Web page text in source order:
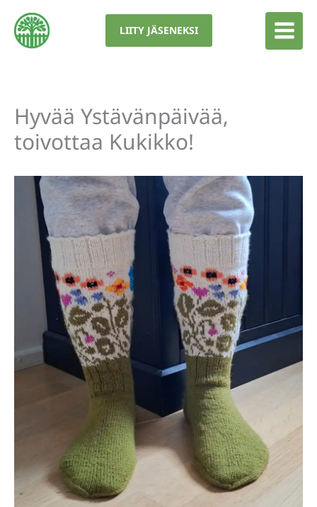
sisältöön
LIITY JÄSENEKSI
Hyvää Ystävänpäivää,
toivottaa Kukikko!